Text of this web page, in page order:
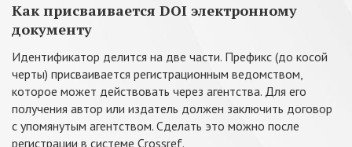
Как присваивается DOI электронному
документу
Идентификатор делится на две части. Префикс (до косой
черты) присваивается регистрационным ведомством,
которое может действовать через агентства. Для его
получения автор или издатель должен заключить договор
с упомянутым агентством. Сделать это можно после
регистрации в системе Crossref.